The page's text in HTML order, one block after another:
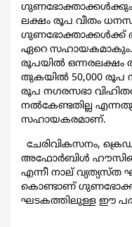
ഗുണഭോക്താക്കള്‍ക്കും
ലക്ഷം രൂപ വീതം
ഗുണഭോക്താക്കള്‍ക്ക്
ഏറെ
രൂപയില്‍ ഒന്നരലക്ഷം
തുകയില്‍ 50,000 രൂപ
രൂപ നഗരസഭാ
നല്‍കേണ്ടതില്ല
സഹായകരമാണ്.
ചേരിവികസനം,
അഫോര്‍ബിള്‍ ഹൗസിങ്ങ്
എന്നീ നാല് വ്യത്യസ്ത
കൊണ്ടാണ് ഗുണഭോക്തൃ
ഘടകത്തിലുള്ള ഈ